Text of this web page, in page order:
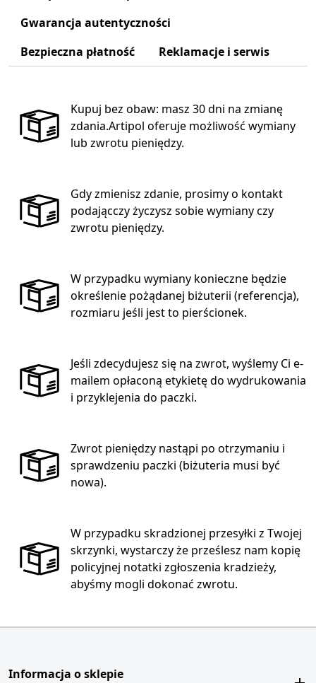
Gwarancja autentyczności
Bezpieczna płatność
Reklamacje i serwis
Kupuj bez obaw: masz 30 dni na zmianę
zdania.Artipol oferuje możliwość wymiany
lub zwrotu pieniędzy.
Gdy zmienisz zdanie, prosimy o kontakt
podającczy życzysz sobie wymiany czy
zwrotu pieniędzy.
W przypadku wymiany konieczne będzie
określenie pożądanej biżuterii (referencja),
rozmiaru jeśli jest to pierścionek.
Jeśli zdecydujesz się na zwrot, wyślemy Ci e-
mailem opłaconą etykietę do wydrukowania
i przyklejenia do paczki.
Zwrot pieniędzy nastąpi po otrzymaniu i
sprawdzeniu paczki (biżuteria musi być
nowa).
W przypadku skradzionej przesyłki z Twojej
skrzynki, wystarczy że prześlesz nam kopię
policyjnej notatki zgłoszenia kradzieży,
abyśmy mogli dokonać zwrotu.
Informacja o sklepie